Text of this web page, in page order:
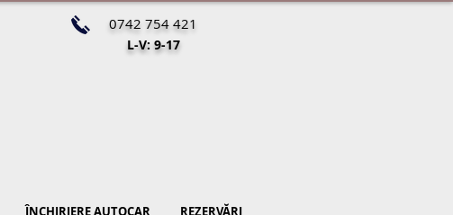
0742 754 421
L-V: 9-17
ÎNCHIRIERE AUTOCAR REZERVĂRI